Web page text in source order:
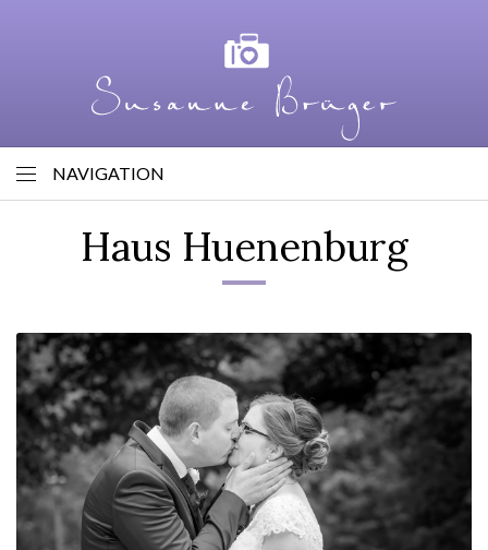
NAVIGATION
Haus Huenenburg